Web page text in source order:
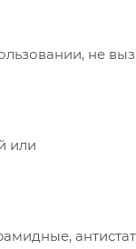
не
или